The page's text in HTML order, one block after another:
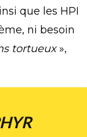
que les HPI
ni besoin
tortueux »,